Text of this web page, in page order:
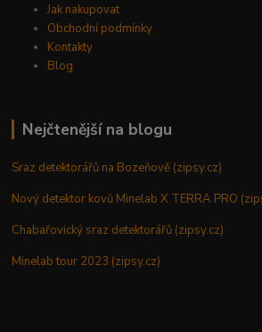
Jak nakupovat
Obchodní podmínky
Kontakty
Blog
Nejčtenější na blogu
Sraz detektorářů na Bozeňově (zipsy.cz)
Nový detektor kovů Minelab X TERRA PRO
Chabařovický sraz detektorářů (zipsy.cz)
Minelab tour 2023 (zipsy.cz)